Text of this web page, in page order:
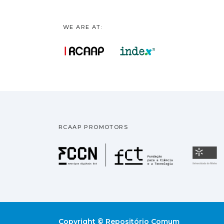
WE ARE AT:
RCAAP PROMOTORS
Fundação
Copyright © Repositório Comum